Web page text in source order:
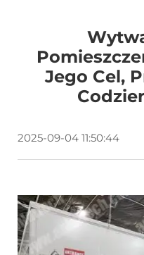
Jego Cel,
2025-09-04 11:50:44